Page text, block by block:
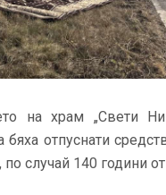
на храм „Свети
отпуснати
случай 140 години